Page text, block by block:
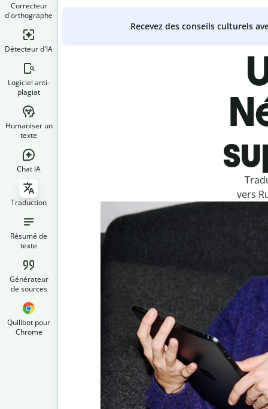
Correcteur
d'orthographe
Détecteur d'IA
Logiciel anti-
plagiat
Humaniser un
texte
Chat IA
Traduction
Résumé de
texte
Générateur
de sources
Quillbot pour
Chrome
Recevez des conseils culturels
vers